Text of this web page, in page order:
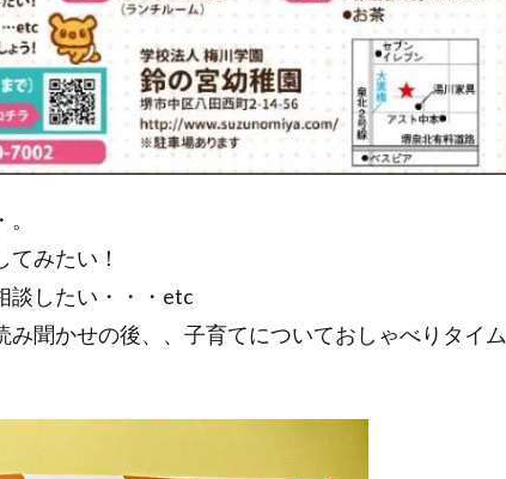
みたい！
談したい・・・etc
聞かせの後、、子育てについておしゃべりタイム